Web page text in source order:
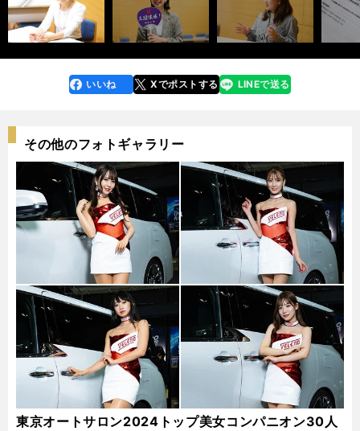
faceboo
k
いいね Xでポストする
line LINEで送る
その他のフォトギャラリー
東京オートサロン2024トップ美女コンパニオン30人